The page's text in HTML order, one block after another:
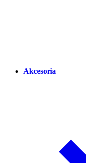
Akcesoria